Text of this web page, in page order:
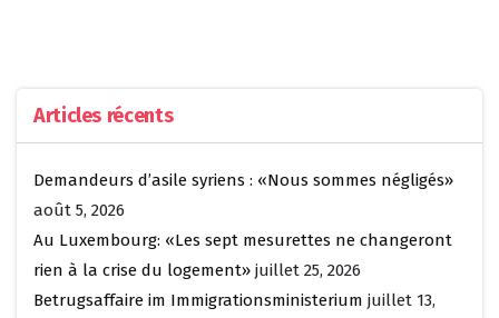
Articles récents
Demandeurs d’asile syriens : «Nous sommes négligés»
août 5, 2026
Au Luxembourg: «Les sept mesurettes ne changeront
rien à la crise du logement» juillet 25, 2026
Betrugsaffaire im Immigrationsministerium juillet 13,